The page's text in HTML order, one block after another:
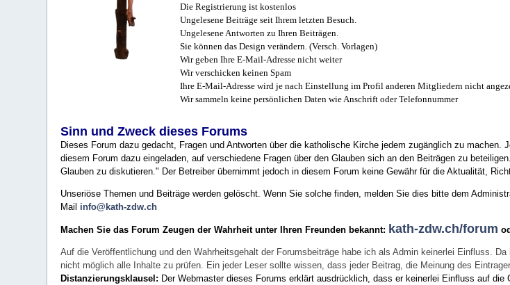
Die Registrierung ist kostenlos
Ungelesene Beiträge seit Ihrem letzten Besuch.
Ungelesene Antworten zu Ihren Beiträgen.
Sie können das Design verändern. (Versch. Vorlagen)
Wir geben Ihre E-Mail-Adresse nicht weiter
Wir verschicken keinen Spam
Ihre E-Mail-Adresse wird je nach Einstellung im Profil anderen Mitgliedern nicht
Wir sammeln keine persönlichen Daten wie Anschrift oder Telefonnummer
Sinn und Zweck dieses Forums
Dieses Forum dazu gedacht, Fragen und Antworten über die katholische Kirche jedem zugänglich zu
diesem Forum dazu eingeladen, auf verschiedene Fragen über den Glauben sich an den Beiträgen zu
Glauben zu diskutieren." Der Betreiber übernimmt jedoch in diesem Forum keine Gewähr für die Aktualität,
Unseriöse Themen und Beiträge werden gelöscht. Wenn Sie solche finden, melden Sie dies bitte dem
Mail info@kath-zdw.ch
Machen Sie das Forum Zeugen der Wahrheit unter Ihren Freunden bekannt: kath-zdw.ch/forum
Auf die Veröffentlichung und den Wahrheitsgehalt der Forumsbeiträge habe ich als Admin keinerlei Einfluss.
nicht möglich alle Inhalte zu prüfen. Ein jeder Leser sollte wissen, dass jeder Beitrag, die Meinung des
Distanzierungsklausel: Der Webmaster dieses Forums erklärt ausdrücklich, dass er keinerlei Einfluss auf